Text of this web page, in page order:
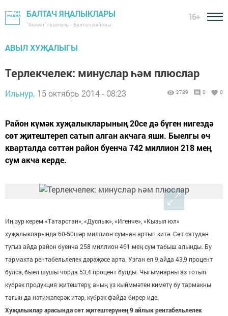
БАЛТАЧ ЯҢАЛЫКЛАРЫ
"Хезмәт" газетасы - Балтач районы
16+
АВЫЛ ХУҖАЛЫГЫ
Терлекчелек: минуслар һәм плюслар
Ильнур, 15 октябрь 2014 - 08:23 2789 0 0
Район күмәк хуҗалыкларының 20се дә бүген нигездә
сөт җитештереп сатып алган акчага яши. Быелгы өч
кварталда сөттән район буенча 742 миллион 218 мең
сум акча керде.
Иң зур керем «Татарстан», «Дуслык», «Игенче», «Кызыл юл»
хуҗалыкларында 60-50шәр миллион сумнан артып китә. Сөт сатудан
тугыз айда район буенча 258 миллион 461 мең сум табыш алынды. Бу
тармакта рентабельлелек дәрәҗәсе арта. Узган ел 9 айда 43,9 процент
булса, быел шушы чорда 53,4 процент булды. Чыгымнарны аз тотып
күбрәк продукция җитештерү, аның үз кыйммәтен киметү бу тармакны
тагын да нәтиҗәлерәк итәр, күбрәк файда бирер иде.
Хуҗалыклар арасында сөт җитештерүнең 9 айлык рентабельлелек